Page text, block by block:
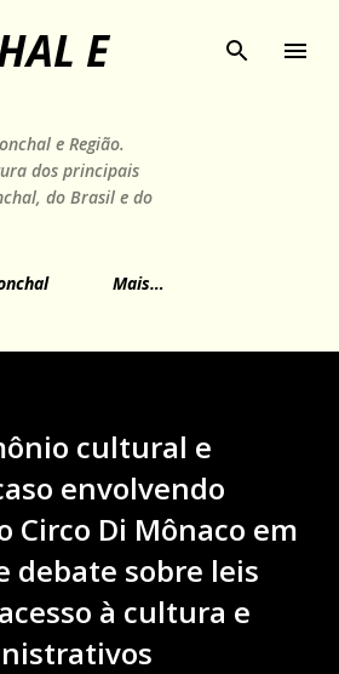
o conteúdo principal
E
e Região.
dos principais
do Brasil e do
Mais…
cultural e
envolvendo
Circo Di Mônaco em
debate sobre leis
à cultura e